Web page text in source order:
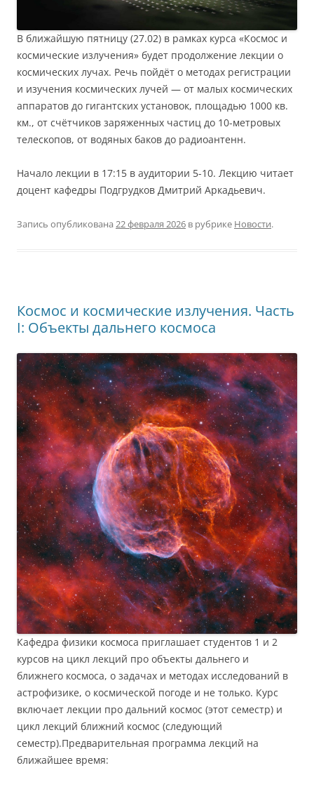
В ближайшую пятницу (27.02) в рамках курса «Космос и
космические излучения» будет продолжение лекции о
космических лучах. Речь пойдёт о методах регистрации
и изучения космических лучей — от малых космических
аппаратов до гигантских установок, площадью 1000 кв.
км., от счётчиков заряженных частиц до 10-метровых
телескопов, от водяных баков до радиоантенн.
Начало лекции в 17:15 в аудитории 5-10. Лекцию читает
доцент кафедры Подгрудков Дмитрий Аркадьевич.
Запись опубликована 22 февраля 2026 в рубрике Новости.
Космос и космические излучения. Часть
I: Объекты дальнего космоса
Кафедра физики космоса приглашает студентов 1 и 2
курсов на цикл лекций про объекты дальнего и
ближнего космоса, о задачах и методах исследований в
астрофизике, о космической погоде и не только. Курс
включает лекции про дальний космос (этот семестр) и
цикл лекций ближний космос (следующий
семестр).Предварительная программа лекций на
ближайшее время: